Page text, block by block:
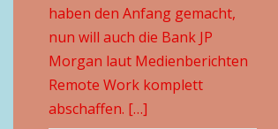
haben den Anfang gemacht,
nun will auch die Bank JP
Morgan laut Medienberichten
Remote Work komplett
abschaffen. […]